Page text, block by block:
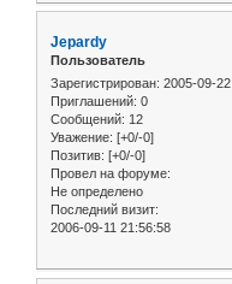
Jepardy
Пользователь
Зарегистрирован: 2005-09-22
Приглашений: 0
Сообщений: 12
Уважение: [+0/-0]
Позитив: [+0/-0]
Провел на форуме:
Не определено
Последний визит:
2006-09-11 21:56:58